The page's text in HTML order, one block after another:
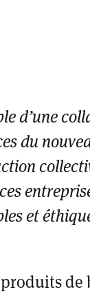
d’une
du
et
de